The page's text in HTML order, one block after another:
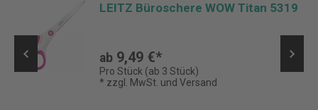
LEITZ Büroschere WOW Titan 5319
ab 9,49 €*
Pro Stück (ab 3 Stück)
* zzgl. MwSt. und Versand